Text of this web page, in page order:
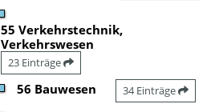
55 Verkehrstechnik,
Verkehrswesen
23 Einträge
56 Bauwesen 34 Einträge